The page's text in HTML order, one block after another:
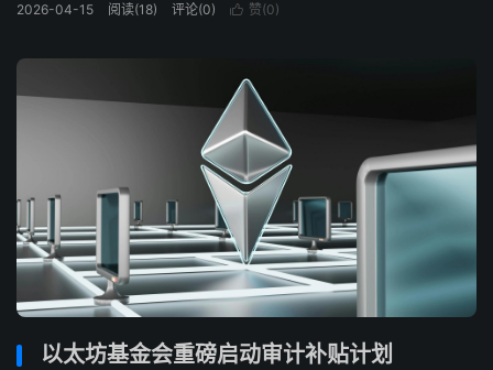
2026-04-15 阅读(18) 评论(0)  赞(0)
以太坊基金会重磅启动审计补贴计划